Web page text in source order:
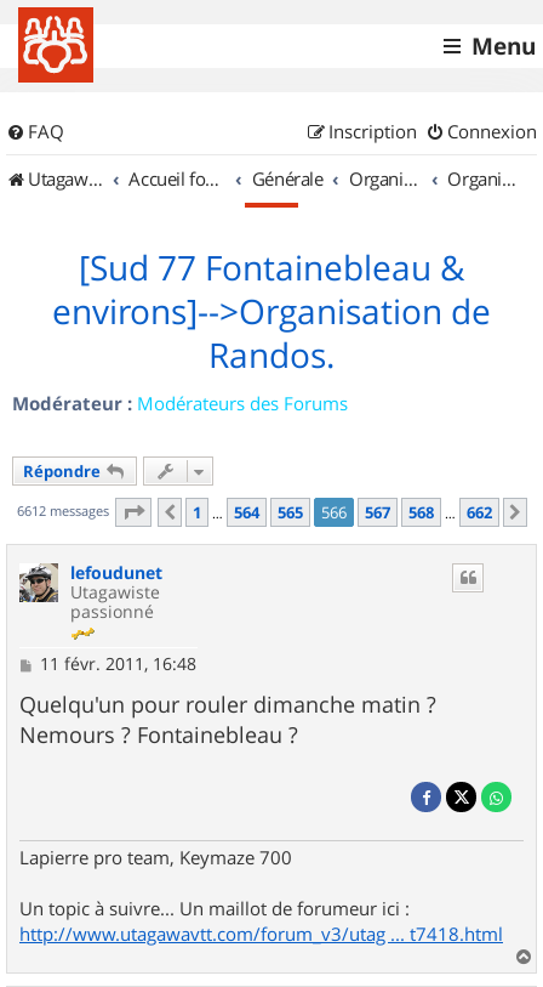
Menu
FAQ Connexion
Inscription
UtagawaVTT (Randos VTT et VTTAE avec traces GPS)
Accueil forum Générale Organisation de sorties & Recherche de partenaires Organisation de sorties en région Île de France
[Sud 77 Fontainebleau &
environs]-->Organisation de
Randos.
Modérateur : Modérateurs des Forums
Répondre
6612 messages Page 566 sur662
Précédent
1 … 564 565 566 567 568 … 662
lefoudunet
Utagawiste
passionné
M
s
s
a
11 févr. 2011, 16:48
Quelqu'un pour rouler dimanche matin ?
Nemours ? Fontainebleau ?
Lapierre pro team, Keymaze 700
Un topic à suivre... Un maillot de forumeur ici :
http://www.utagawavtt.com/forum_v3/utag ... t7418.html
a